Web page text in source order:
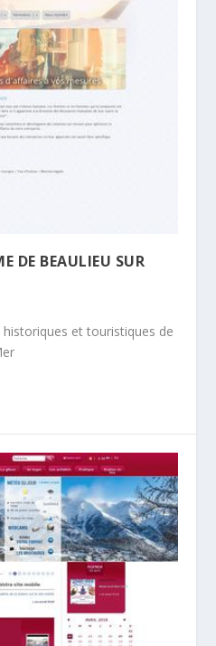
DE BEAULIEU SUR
et touristiques de